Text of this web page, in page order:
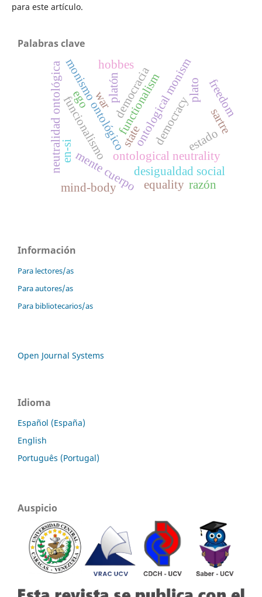
para este artículo.
Palabras clave
funcionalismo
neutralidad ontológica mente cuerpo
monismo ontológicofunctionalism
ontological neutrality
mind-body
ontological monism
democracia
desigualdad social
democracy
platón plato
hobbes
estado
equality
war
state
sartre
en-si
ego freedom
razón
Información
Para lectores/as
Para autores/as
Para bibliotecarios/as
Open Journal Systems
Idioma
Español (España)
English
Português (Portugal)
Auspicio